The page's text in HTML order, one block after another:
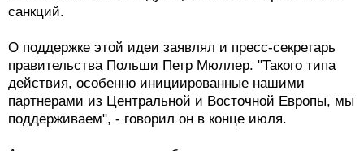
санкций.
О поддержке этой идеи заявлял и пресс-секретарь
правительства Польши Петр Мюллер. "Такого типа
действия, особенно инициированные нашими
партнерами из Центральной и Восточной Европы, мы
поддерживаем", - говорил он в конце июля.